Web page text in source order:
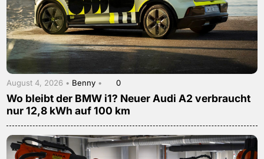
August 4, 2026 • Benny • 0
Wo bleibt der BMW i1? Neuer Audi A2 verbraucht
nur 12,8 kWh auf 100 km